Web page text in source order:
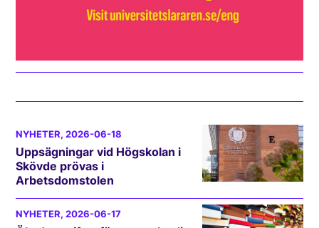
NYHETER, 2026-06-18
Uppsägningar vid Högskolan i
Skövde prövas i
Arbetsdomstolen
NYHETER, 2026-06-17